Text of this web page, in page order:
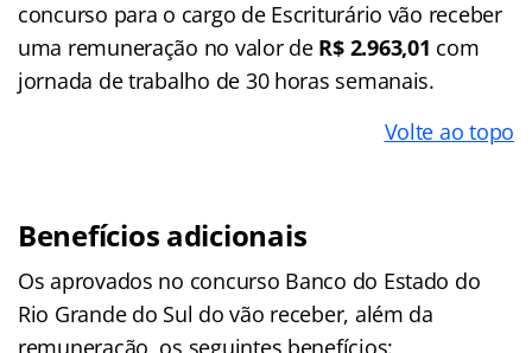
concurso para o cargo de Escriturário vão receber
uma remuneração no valor de R$ 2.963,01 com
jornada de trabalho de 30 horas semanais.
Volte ao topo
Benefícios adicionais
Os aprovados no concurso Banco do Estado do
Rio Grande do Sul do vão receber, além da